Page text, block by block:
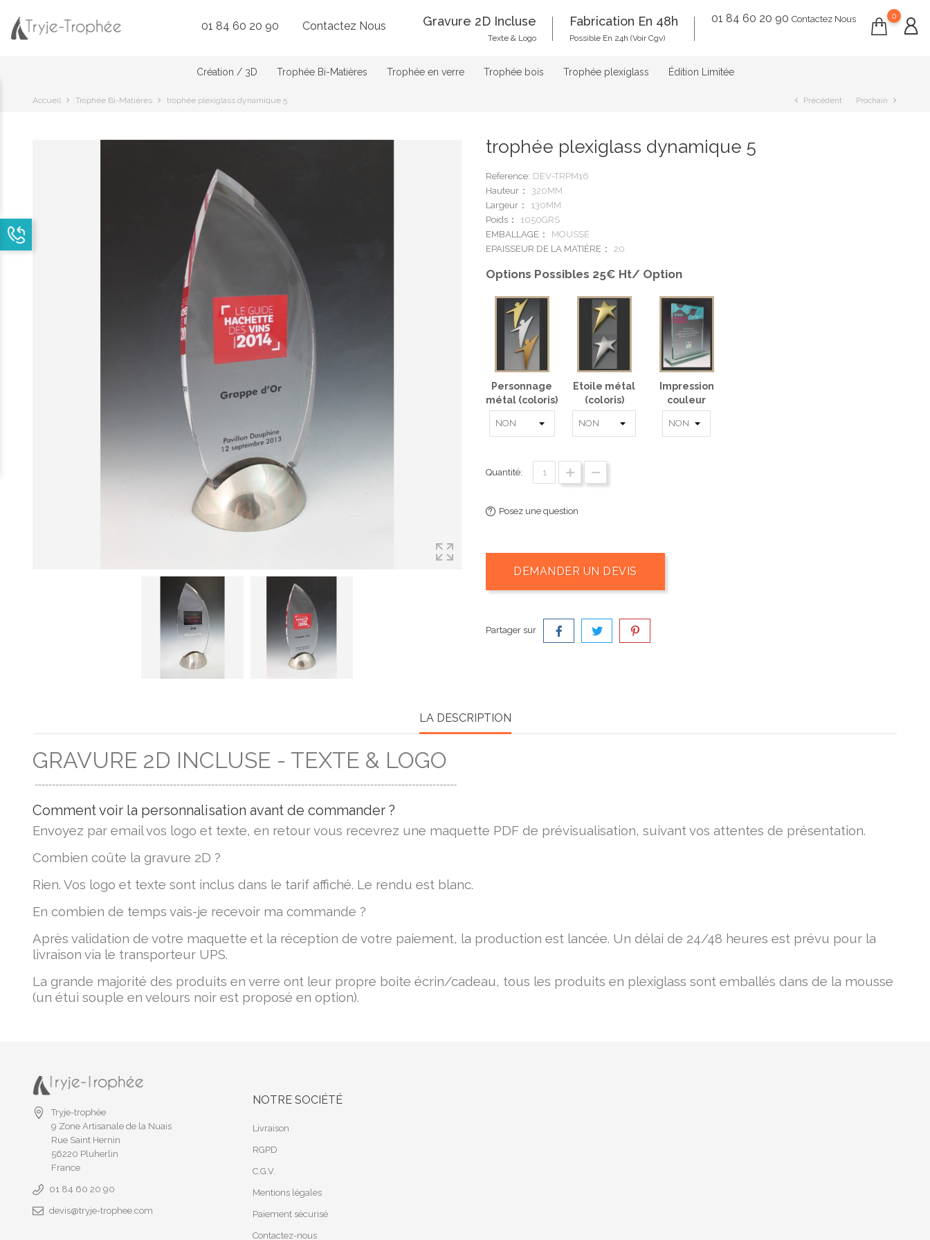
0
Gravure 2D Incluse
Texte & Logo
Fabrication En 48h
Possible En 24h (voir Cgv)
01 84 60 20 90 Contactez Nous
01 84 60 20 90 Contactez Nous
Création / 3D Trophée Bi-Matières Trophée en verre Trophée bois Trophée plexiglass Édition Limitée
Accueil Trophée Bi-Matières trophée plexiglass dynamique 5 chevron_left Précédent Prochain chevron_right
trophée plexiglass dynamique 5
Reference: DEV-TRPM16
Hauteur
320MM
Largeur
130MM
Poids
1050GRS
EMBALLAGE
MOUSSE
EPAISSEUR DE LA MATIÈRE
20
Options Possibles 25€ Ht/ Option
Personnage
métal (coloris)
Etoile métal
(coloris)
Impression
couleur
Quantité:
Posez une question
DEMANDER UN DEVIS
Partager sur
LA DESCRIPTION
GRAVURE 2D INCLUSE - TEXTE & LOGO
--------------------------------------------------------------------------------------------------------------------------
Comment voir la personnalisation avant de commander ?
Envoyez par email vos logo et texte, en retour vous recevrez une maquette PDF de prévisualisation, suivant vos attentes de présentation.
Combien coûte la gravure 2D ?
Rien. Vos logo et texte sont inclus dans le tarif affiché. Le rendu est blanc.
En combien de temps vais-je recevoir ma commande ?
Après validation de votre maquette et la réception de votre paiement, la production est lancée. Un délai de 24/48 heures est prévu pour la
livraison via le transporteur UPS.
La grande majorité des produits en verre ont leur propre boite écrin/cadeau, tous les produits en plexiglass sont emballés dans de la mousse
(un étui souple en velours noir est proposé en option).
Tryje-trophée
9 Zone Artisanale de la Nuais
Rue Saint Hernin
56220 Pluherlin
France
01 84 60 20 90
devis@tryje-trophee.com
NOTRE SOCIÉTÉ
Livraison
RGPD
C.G.V.
Mentions légales
Paiement sécurisé
Contactez-nous